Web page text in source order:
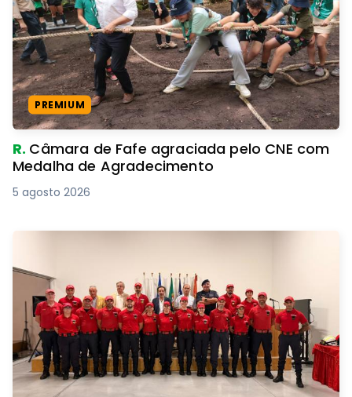
PREMIUM
R. Câmara de Fafe agraciada pelo CNE com
Medalha de Agradecimento
5 agosto 2026